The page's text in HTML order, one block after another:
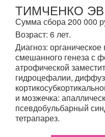
ТИМЧЕНКО
Сумма сбора 200 000
Возраст: 6 лет.
Диагноз:
смешанного генеза с
атрофической
гидроцефалии,
и мозжечка:
псевдобульбарный
тетрапарез.